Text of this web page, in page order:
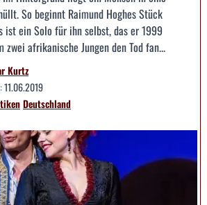
So beginnt Raimund Hoghes Stück
ist ein Solo für ihn selbst, das er 1999
zwei afrikanische Jungen den Tod fan...
Kurtz
11.06.2019
Deutschland